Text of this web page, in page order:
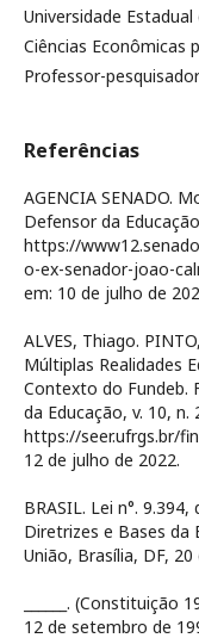
Universidade
Ciências Econômicas
Professor-
Referências
AGENCIA SENADO.
Defensor da
https://
o-ex-senador-joao-
em: 10 de julho de
ALVES, Thiago.
Múltiplas Realidades
Contexto do Fundeb.
da Educação, v. 10, n.
https://seer.ufrgs.br/
12 de julho de 2022.
BRASIL. Lei n°.
Diretrizes e Bases da
União, Brasília, DF, 20
______.
12 de setembro de